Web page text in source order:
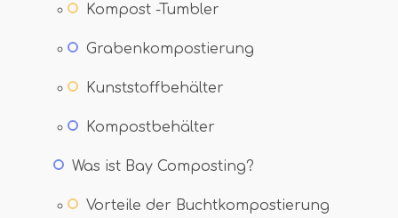
Kompost -Tumbler
Grabenkompostierung
Kunststoffbehälter
Kompostbehälter
Was ist Bay Composting?
Vorteile der Buchtkompostierung